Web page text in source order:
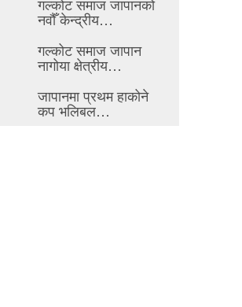
गल्कोट समाज जापानको
नवौँ केन्द्रीय…
गल्कोट समाज जापान
नागोया क्षेत्रीय…
जापानमा प्रथम हाकोने
कप भलिबल…